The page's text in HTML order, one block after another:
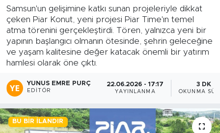
Samsun'un gelişimine katkı sunan projeleriyle dikkat
çeken Piar Konut, yeni projesi Piar Time'ın temel
atma törenini gerçekleştirdi. Tören, yalnızca yeni bir
yapının başlangıcı olmanın ötesinde, şehrin geleceğine
ve yaşam kalitesine değer katacak önemli bir yatırım
hamlesi olarak öne çıktı.
YUNUS EMRE PURÇ
EDITÖR
22.06.2026 - 17:17
YAYINLANMA
3 DK
OKUNMA
BU BIR İLANDIR
Süper Lig Puan Durumu ve Fikstür
Tüm Manşetler
Son Dakika Haberleri
Haber Arşivi